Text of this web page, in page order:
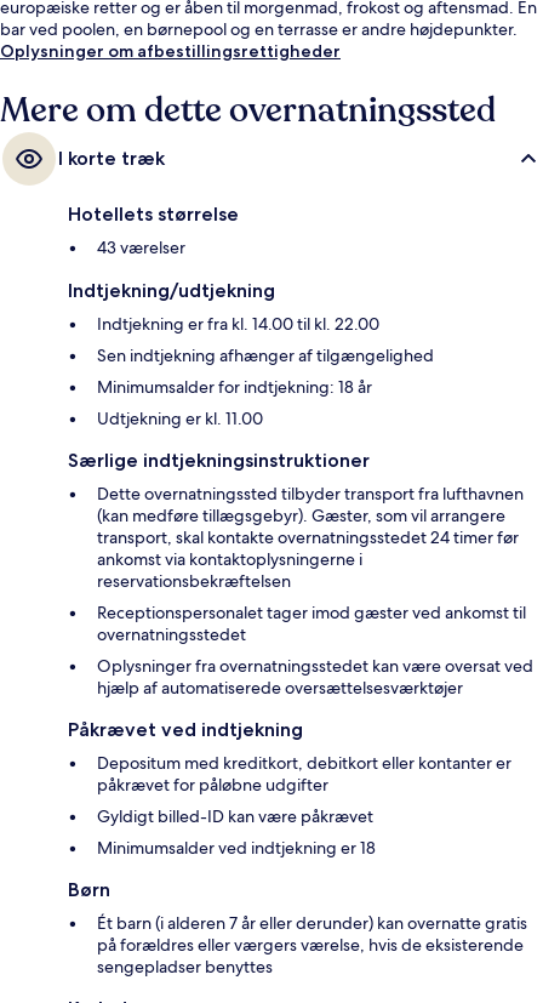
europæiske retter og er åben til morgenmad, frokost og aftensmad. En
bar ved poolen, en børnepool og en terrasse er andre højdepunkter.
Oplysninger om afbestillingsrettigheder
Mere om dette overnatningssted
I korte træk
Hotellets størrelse
43 værelser
Indtjekning/udtjekning
Indtjekning er fra kl. 14.00 til kl. 22.00
Sen indtjekning afhænger af tilgængelighed
Minimumsalder for indtjekning: 18 år
Udtjekning er kl. 11.00
Særlige indtjekningsinstruktioner
Dette overnatningssted tilbyder transport fra lufthavnen
(kan medføre tillægsgebyr). Gæster, som vil arrangere
transport, skal kontakte overnatningsstedet 24 timer før
ankomst via kontaktoplysningerne i
reservationsbekræftelsen
Receptionspersonalet tager imod gæster ved ankomst til
overnatningsstedet
Oplysninger fra overnatningsstedet kan være oversat ved
hjælp af automatiserede oversættelsesværktøjer
Påkrævet ved indtjekning
Depositum med kreditkort, debitkort eller kontanter er
påkrævet for påløbne udgifter
Gyldigt billed-ID kan være påkrævet
Minimumsalder ved indtjekning er 18
Børn
Ét barn (i alderen 7 år eller derunder) kan overnatte gratis
på forældres eller værgers værelse, hvis de eksisterende
sengepladser benyttes